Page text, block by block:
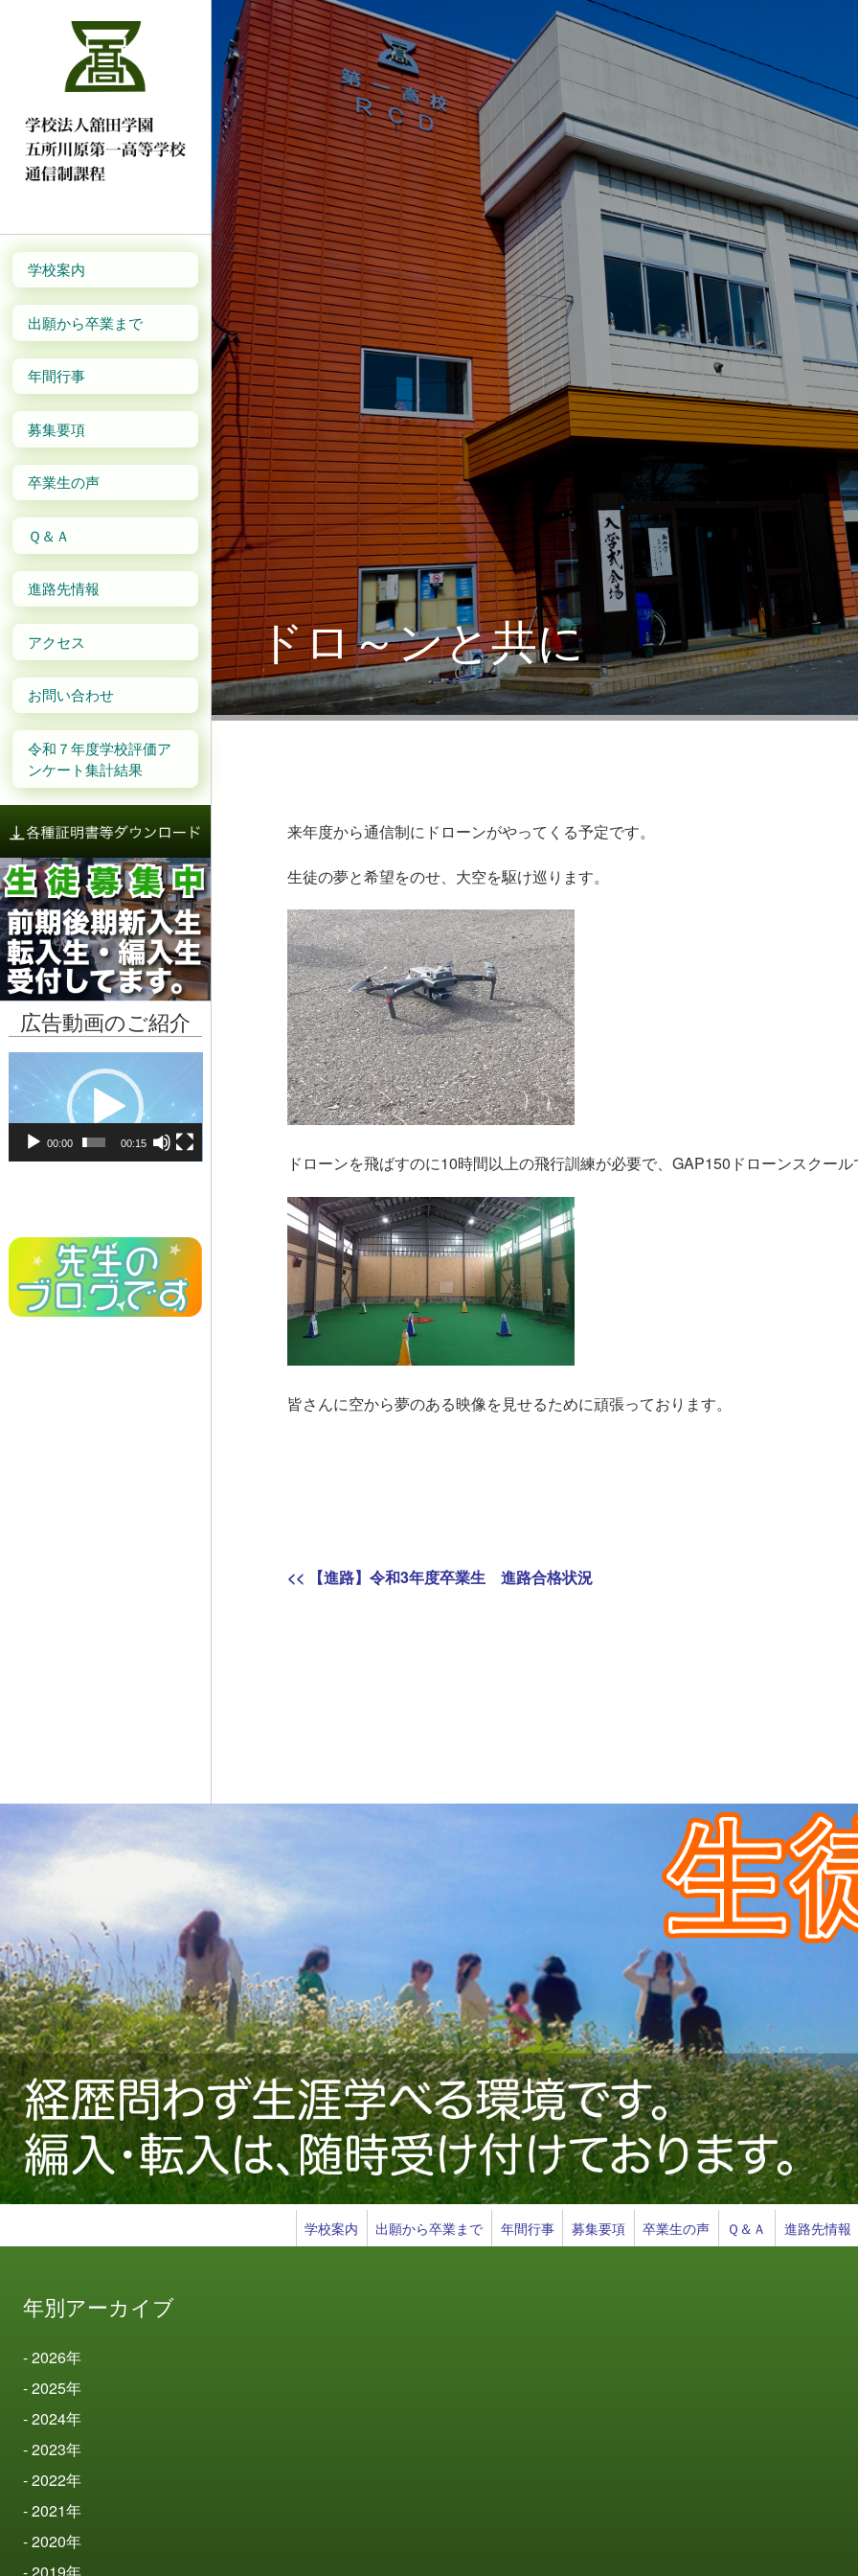
学校案内
出願から卒業まで
年間行事
募集要項
卒業生の声
Ｑ＆Ａ
進路先情報
アクセス
お問い合わせ
令和７年度学校評価ア
ンケート集計結果
広告動画のご紹介
画
プ
00:00 00:15
ドロ～ンと共に
来年度から通信制にドローンがやってくる予定です。
生徒の夢と希望をのせ、大空を駆け巡ります。
ドローンを飛ばすのに10時間以上の飛行訓練が必要で、GAP150ドローンスクール
皆さんに空から夢のある映像を見せるために頑張っております。
投
シ
ョ
<<
Previous
【進路】令和3年度卒業生 進路合格状況
学校案内 出願から卒業まで 年間行事 募集要項 卒業生の声 Ｑ＆Ａ 進路先情報
年別アーカイブ
2026年
2025年
2024年
2023年
2022年
2021年
2020年